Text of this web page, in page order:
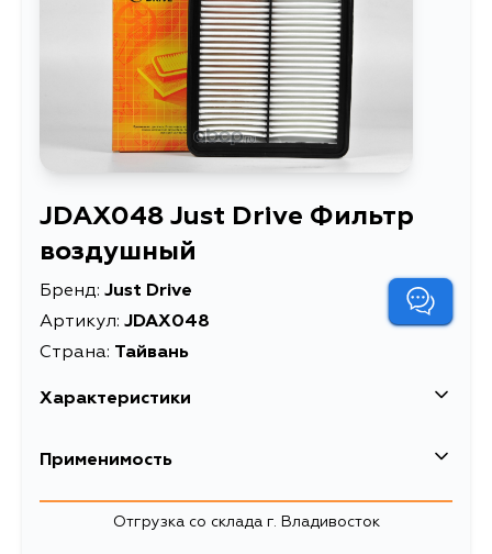
JDAX048 Just Drive Фильтр
воздушный
Бренд: Just Drive
Артикул: JDAX048
Страна: Тайвань
Характеристики
Масса, кг
Товарная группа воздушные фильтры
Применимость
Отгрузка со склада г. Владивосток